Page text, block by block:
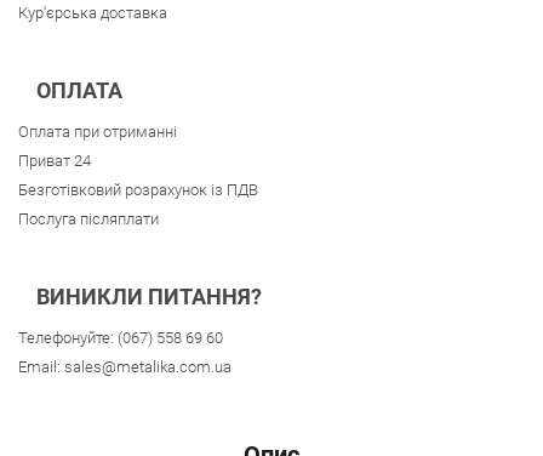
Кур'єрська доставка
ОПЛАТА
Оплата при отриманні
Приват 24
Безготівковий розрахунок із ПДВ
Послуга післяплати
ВИНИКЛИ ПИТАННЯ?
Телефонуйте: (067) 558 69 60
Email: sales@metalika.com.ua